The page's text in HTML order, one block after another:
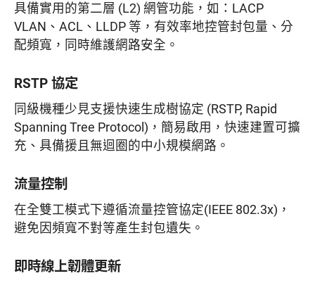
具備實用的第二層 (L2) 網管功能，如：LACP
VLAN、ACL、LLDP 等，有效率地控管封包量、分
配頻寬，同時維護網路安全。
RSTP 協定
同級機種少見支援快速生成樹協定 (RSTP, Rapid
Spanning Tree Protocol)，簡易啟用，快速建置可擴
充、具備援且無迴圈的中小規模網路。
流量控制
在全雙工模式下遵循流量控管協定(IEEE 802.3x)，
避免因頻寬不對等產生封包遺失。
即時線上韌體更新